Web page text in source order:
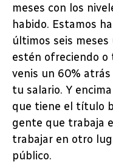
meses con los
habido. Estamos
últimos seis
estén ofreciendo o
venis un 60%
tu salario. Y
que tiene el título
gente que trabaja
trabajar en otro
público.